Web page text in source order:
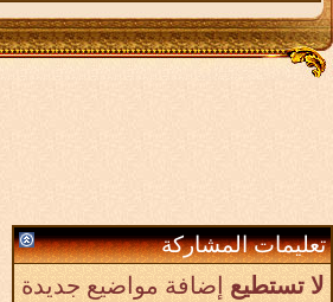
تعليمات المشاركة
لا تستطيع إضافة مواضيع جديدة